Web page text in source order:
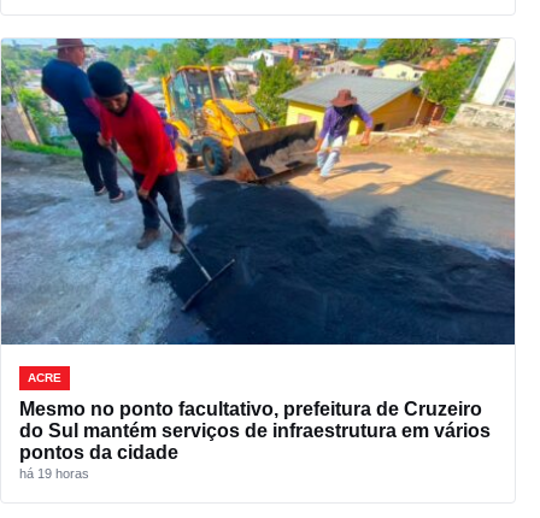
ACRE
Mesmo no ponto facultativo, prefeitura de Cruzeiro
do Sul mantém serviços de infraestrutura em vários
pontos da cidade
há 19 horas